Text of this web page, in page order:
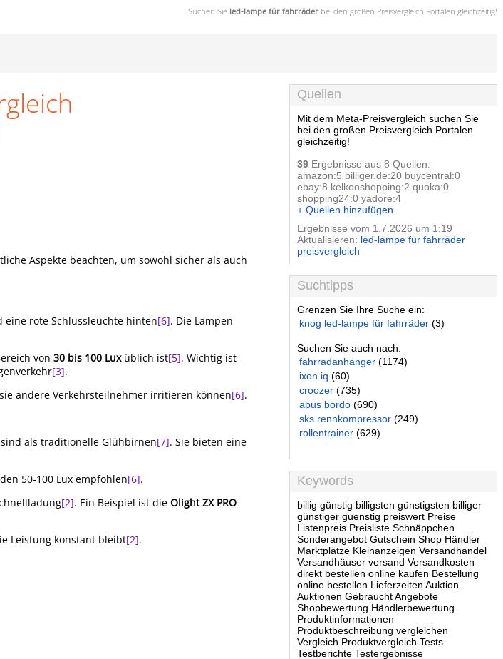
Suchen Sie led-lampe für fahrräder bei den großen Preisvergleich Portalen gleichzeitig!
Aspekte beachten, um sowohl sicher als auch
eine rote Schlussleuchte hinten[6]. Die Lampen
von 30 bis 100 Luxüblich ist[5]. Wichtig ist
[3].
andere Verkehrsteilnehmer irritieren können[6].
sind als traditionelle Glühbirnen[7]. Sie bieten eine
50-100 Lux empfohlen[6].
[2]. Ein Beispiel ist die Olight ZX PRO
Leistung konstant bleibt[2].
Quellen
Mit dem Meta-Preisvergleich suchen Sie
bei den großen Preisvergleich Portalen
gleichzeitig!
39 Ergebnisse aus 8 Quellen:
amazon:5 billiger.de:20 buycentral:0
ebay:8 kelkooshopping:2 quoka:0
shopping24:0 yadore:4
+ Quellen hinzufügen
Ergebnisse vom 1.7.2026 um 1:19
Aktualisieren: led-lampe für fahrräder
preisvergleich
Suchtipps
Grenzen Sie Ihre Suche ein:
knog led-lampe für fahrräder (3)
Suchen Sie auch nach:
fahrradanhänger (1174)
ixon iq (60)
croozer (735)
abus bordo (690)
sks rennkompressor (249)
rollentrainer (629)
Keywords
billig günstig billigsten günstigsten billiger
günstiger guenstig preiswert Preise
Listenpreis Preisliste Schnäppchen
Sonderangebot Gutschein Shop Händler
Marktplätze Kleinanzeigen Versandhandel
Versandhäuser versand Versandkosten
direkt bestellen online kaufen Bestellung
online bestellen Lieferzeiten Auktion
Auktionen Gebraucht Angebote
Shopbewertung Händlerbewertung
Produktinformationen
Produktbeschreibung vergleichen
Vergleich Produktvergleich Tests
Testberichte Testergebnisse